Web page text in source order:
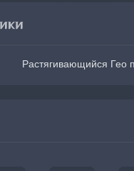
Растягивающийся Гео